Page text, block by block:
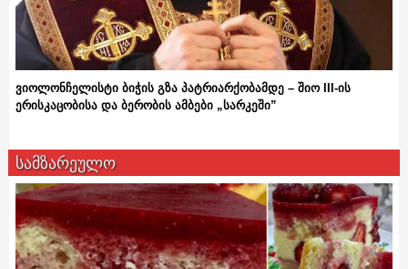
ვიოლონჩელისტი ბიჭის გზა პატრიარქობამდე – შიო III-ის
ერისკაცობისა და ბერობის ამბები „სარკეში”
სამზარეულო